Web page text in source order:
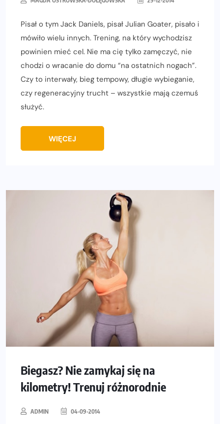
Pisał o tym Jack Daniels, pisał Julian Goater, pisało i
mówiło wielu innych. Trening, na który wychodzisz
powinien mieć cel. Nie ma cię tylko zamęczyć, nie
chodzi o wracanie do domu “na ostatnich nogach”.
Czy to interwały, bieg tempowy, długie wybieganie,
czy regeneracyjny trucht – wszystkie mają czemuś
służyć.
WIĘCEJ
Biegasz? Nie zamykaj się na
kilometry! Trenuj różnorodnie
ADMIN 04-09-2014